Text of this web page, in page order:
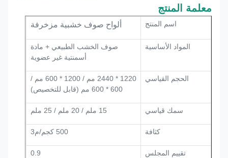
معلمة المنتج
اسم المنتج ألواح صوف خشبية مزخرفة
المواد الأساسية
صوف الخشب الطبيعي + مادة
أسمنتية غير عضوية
الحجم القياسي
1220 * 2440 مم / 1200 * 600 مم /
سمك قياسي
تقييم المجلس